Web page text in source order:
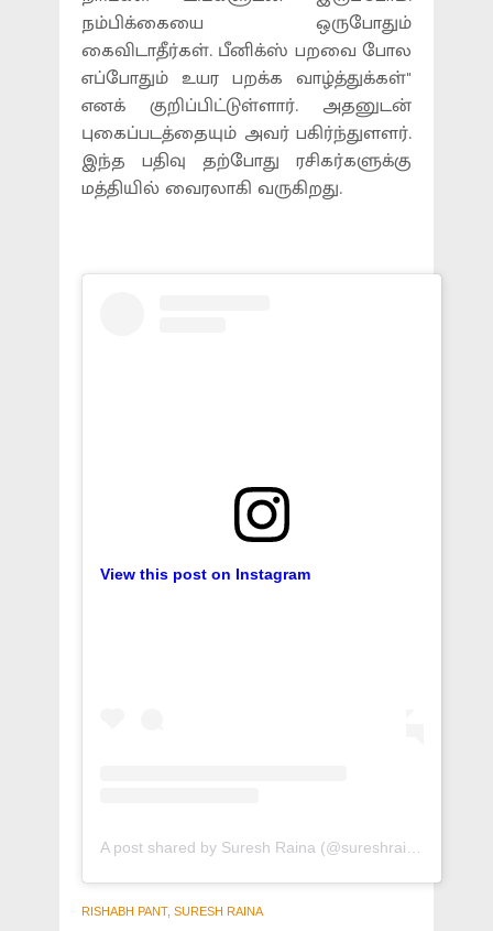
நம்பிக்கையை ஒருபோதும்
கைவிடாதீர்கள். பீனிக்ஸ் பறவை போல
எப்போதும் உயர பறக்க வாழ்த்துக்கள்"
எனக் குறிப்பிட்டுள்ளார். அதனுடன்
புகைப்படத்தையும் அவர் பகிர்ந்துளளர்.
இந்த பதிவு தற்போது ரசிகர்களுக்கு
மத்தியில் வைரலாகி வருகிறது.
View this post on Instagram
A post shared by Suresh Raina (@sureshraina3)
RISHABH PANT, SURESH RAINA